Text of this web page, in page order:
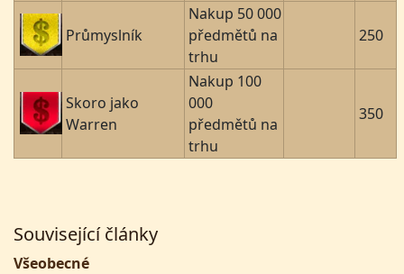
Průmyslník
Nakup 50 000
předmětů na
trhu
250
Skoro jako
Warren
Nakup 100
000
předmětů na
trhu
350
Související články
Všeobecné